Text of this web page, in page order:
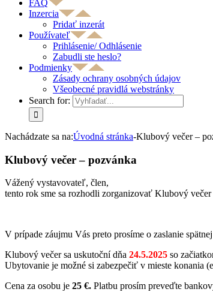
FAQ
Inzercia
Pridať inzerát
Používateľ
Prihlásenie/ Odhlásenie
Zabudli ste heslo?
Podmienky
Zásady ochrany osobných údajov
Všeobecné pravidlá webstránky
Search for:
Nachádzate sa na:Úvodná stránka-Klubový večer –
Klubový večer – pozvánka
Vážený vystavovateľ, člen,
tento rok sme sa rozhodli zorganizovať Klubový
V prípade záujmu Vás preto prosíme o zaslanie
Klubový večer sa uskutoční dňa 24.5.2025 so
Ubytovanie je možné si zabezpečiť v mieste konania
Cena za osobu je 25 €. Platbu prosím preveďte